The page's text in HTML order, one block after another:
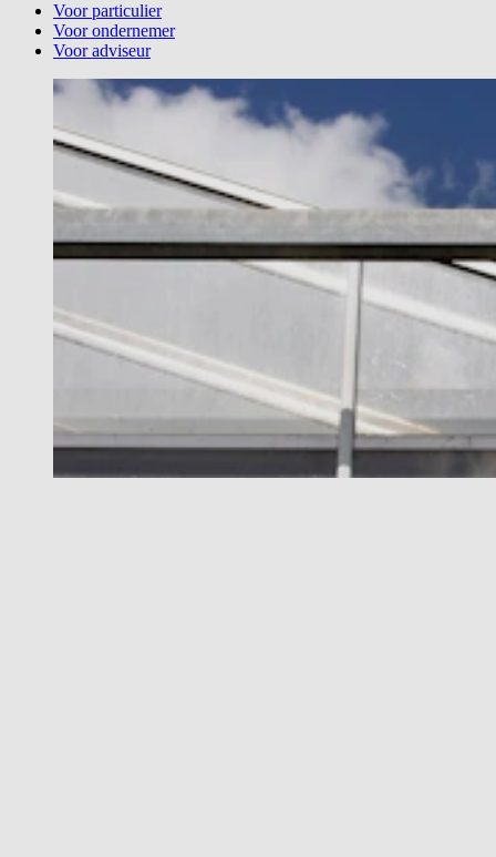
Voor particulier
Voor ondernemer
Voor adviseur